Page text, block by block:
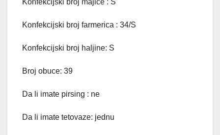
Konfekcijski broj farmerica : 34/S
Konfekcijski broj haljine: S
Broj obuce: 39
Da li imate pirsing : ne
Da li imate tetovaze: jednu